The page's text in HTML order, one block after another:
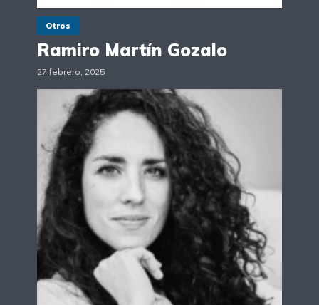
Otros
Ramiro Martín Gozalo
27 febrero, 2025